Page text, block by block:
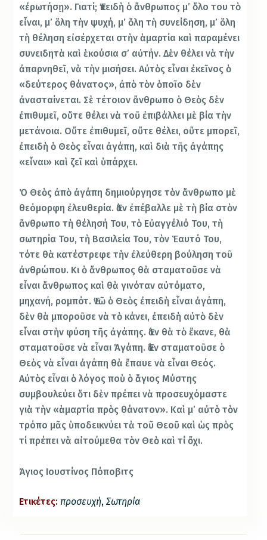
«ἐρωτήσῃ». Γιατί; Ἐπειδὴ ὁ ἄνθρωπος μ’ ὅλο του τὸ
εἶναι, μ’ ὅλη τὴν ψυχή, μ’ ὅλη τὴ συνείδηση, μ’ ὅλη
τὴ θέληση εἰσέρχεται στὴν ἁμαρτία καὶ παραμένει
συνειδητὰ καὶ ἑκούσια σ’ αὐτήν. Δὲν θέλει νὰ τὴν
ἀπαρνηθεῖ, νὰ τὴν μισήσει. Αὐτὸς εἶναι ἐκεῖνος ὁ
«δεύτερος θάνατος», ἀπὸ τὸν ὁποῖο δὲν
ἀνασταίνεται. Σὲ τέτοιον ἄνθρωπο ὁ Θεὸς δὲν
ἐπιθυμεῖ, οὔτε θέλει νὰ τοῦ ἐπιβάλλει μὲ βία τὴν
μετάνοια. Οὔτε ἐπιθυμεῖ, οὔτε θέλει, οὔτε μπορεῖ,
ἐπειδὴ ὁ Θεὸς εἶναι ἀγάπη, καὶ διὰ τῆς ἀγάπης
«εἶναι» καὶ ζεῖ καὶ ὑπάρχει.
Ὁ Θεὸς ἀπὸ ἀγάπη δημιούργησε τὸν ἄνθρωπο μὲ
θεόμορφη ἐλευθερία. Ἐὰν ἐπέβαλλε μὲ τὴ βία στὸν
ἄνθρωπο τὴ θέλησή Του, τὸ Εὐαγγέλιό Του, τὴ
σωτηρία Του, τὴ Βασιλεία Του, τὸν Ἑαυτό Του,
τότε θὰ κατέστρεφε τὴν ἐλεύθερη βούληση τοῦ
ἀνθρώπου. Κι ὁ ἄνθρωπος θὰ σταματοῦσε νὰ
εἶναι ἄνθρωπος καὶ θὰ γινόταν αὐτόματο,
μηχανή, ρομπότ. Ἐνῶ ὁ Θεὸς ἐπειδὴ εἶναι ἀγάπη,
δὲν θὰ μποροῦσε νὰ τὸ κάνει, ἐπειδὴ αὐτὸ δὲν
εἶναι στὴν φύση τῆς ἀγάπης. Ἐὰν θὰ τὸ ἔκανε, θὰ
σταματοῦσε νὰ εἶναι Ἀγάπη. Ἐὰν σταματοῦσε ὁ
Θεὸς νὰ εἶναι ἀγάπη θὰ ἔπαυε νὰ εἶναι Θεός.
Αὐτὸς εἶναι ὁ λόγος ποὺ ὁ ἅγιος Μύστης
συμβουλεύει ὅτι δὲν πρέπει νὰ προσευχόμαστε
γιὰ τὴν «ἁμαρτία πρὸς θάνατον». Καὶ μ’ αὐτὸ τὸν
τρόπο μᾶς ὑποδεικνύει τὰ τοῦ Θεοῦ καὶ ὡς πρὸς
τί πρέπει νὰ αἰτούμεθα τὸν Θεὸ καὶ τί ὄχι.
Άγιος Ιουστίνος Πόποβιτς
Ετικέτες: προσευχή,Σωτηρία